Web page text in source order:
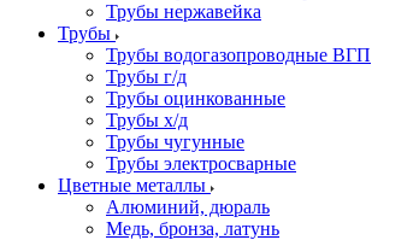
Трубы нержавейка
Трубы
Трубы водогазопроводные ВГП
Трубы г/д
Трубы оцинкованные
Трубы х/д
Трубы чугунные
Трубы электросварные
Цветные металлы
Алюминий, дюраль
Медь, бронза, латунь